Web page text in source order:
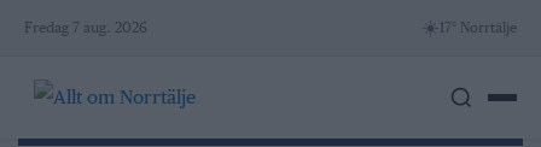
Skip
content
Fredag 7 aug. 2026 ☀️ 17° Norrtälje